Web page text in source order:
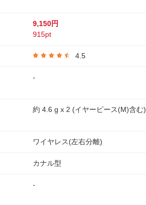
9,150円
915pt
4.5
-
約 4.6 g x 2 (イヤーピース(M)含む)
ワイヤレス(左右分離)
カナル型
-